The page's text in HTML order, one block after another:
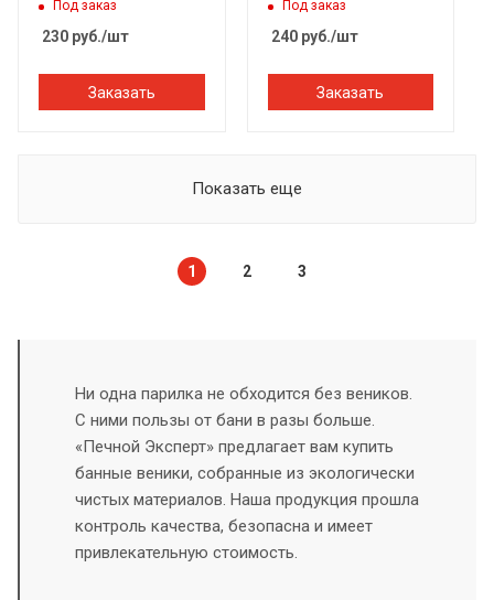
Под заказ
230 руб./шт
Заказать
Под заказ
240руб./шт
Заказать
Показать еще
1 2 3
Ни одна парилка не обходится без веников.
С ними пользы от бани в разы больше.
«Печной Эксперт» предлагает вам купить
банные веники, собранные из экологически
чистых материалов. Наша продукция прошла
контроль качества, безопасна и имеет
привлекательную стоимость.